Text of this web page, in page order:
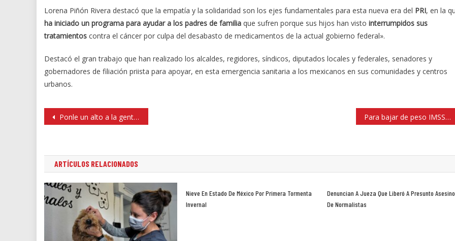
Lorena Piñón Rivera destacó que la empatía y la solidaridad son los ejes fundamentales para esta nueva era del PRI, en la
ha iniciado un programa para ayudar a los padres de familia que sufren porque sus hijos han visto interrumpidos sus
tratamientos contra el cáncer por culpa del desabasto de medicamentos de la actual gobierno federal».
Destacó el gran trabajo que han realizado los alcaldes, regidores, síndicos, diputados locales y federales, senadores y
gobernadores de filiación priista para apoyar, en esta emergencia sanitaria a los mexicanos en sus comunidades y centros
urbanos.
Navegación
de
Ponle un alto a la gente tóxica Para bajar de peso IMSS recomienda evitar tratamientos milagrosos, pueden afectar el sistema inmune
ARTÍCULOS RELACIONADOS
Nieve En Estado De México Por Primera Tormenta
Invernal
Denuncian A Jueza Que Liberó A Presunto Asesino
De Normalistas